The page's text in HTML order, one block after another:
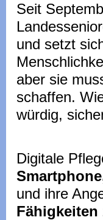
Seit
und setzt
aber sie
schaffen.
würdig,
Digitale
und ihre
Fähigkeiten